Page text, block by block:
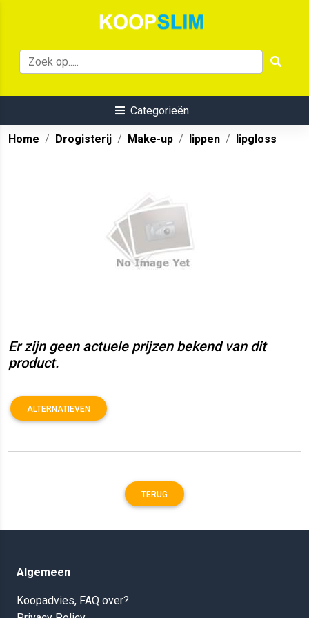
Categorieën
Home Drogisterij Make-up lippen lipgloss
Er zijn geen actuele prijzen bekend van dit
product.
ALTERNATIEVEN
TERUG
Algemeen
Koopadvies, FAQ over?